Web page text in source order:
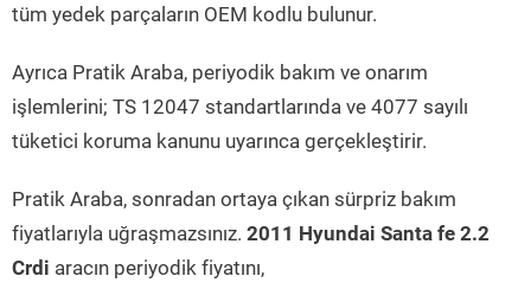
tüm yedek parçaların OEM kodlu bulunur.
Ayrıca Pratik Araba, periyodik bakım ve onarım
işlemlerini; TS 12047 standartlarında ve 4077 sayılı
tüketici koruma kanunu uyarınca gerçekleştirir.
Pratik Araba, sonradan ortaya çıkan sürpriz bakım
fiyatlarıyla uğraşmazsınız. 2011 Hyundai Santa fe 2.2
Crdi aracın periyodik fiyatını,